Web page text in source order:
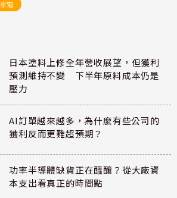
家電
日本塗料上修全年營收展望，但獲利
預測維持不變 下半年原料成本仍是
壓力
AI訂單越來越多，為什麼有些公司的
獲利反而更難超預期？
功率半導體缺貨正在醞釀？從大廠資
本支出看真正的時間點